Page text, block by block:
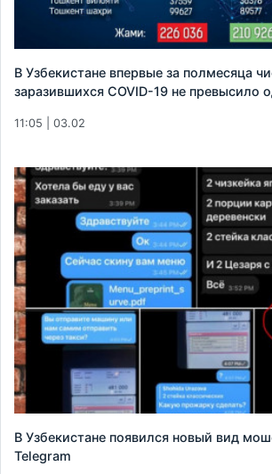
В Узбекистане впервые за полмесяца
заразившихся COVID-19 не превысило
11:05 | 03.02
В Узбекистане появился новый вид
Telegram